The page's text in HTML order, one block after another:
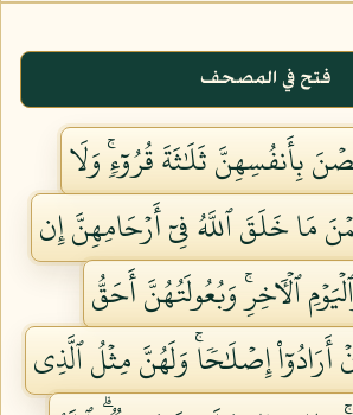
فتح في المصحف
بِأَنفُسِهِنَّ ثَلَٰثَةَ قُرُوٓءٖۚ وَلَا
مَا خَلَقَ ٱللَّهُ فِيٓ أَرۡحَامِهِنَّ إِن
ٱلۡأٓخِرِۚ وَبُعُولَتُهُنَّ أَحَقُّ
إِصۡلَٰحٗاۚ وَلَهُنَّ مِثۡلُ ٱلَّذِي